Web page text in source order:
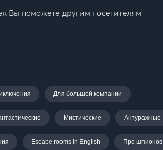
Вы поможете другим посетителям
Для большой компании
Мистические Антуражные
Escape rooms in English Про шпионов